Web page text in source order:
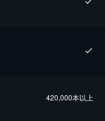
420,000本以上